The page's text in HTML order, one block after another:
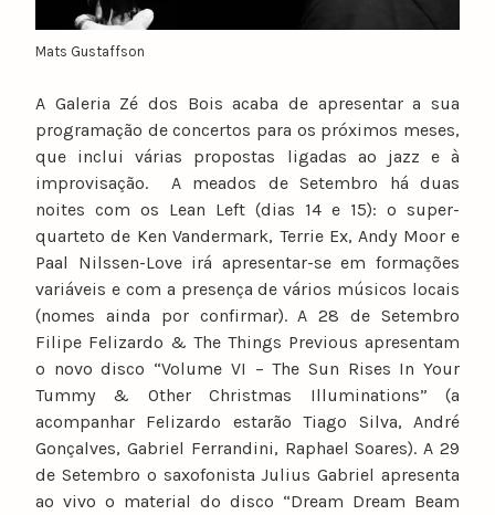
Mats Gustaffson
A Galeria Zé dos Bois acaba de apresentar a sua
programação de concertos para os próximos meses,
que inclui várias propostas ligadas ao jazz e à
improvisação. A meados de Setembro há duas
noites com os Lean Left (dias 14 e 15): o super-
quarteto de Ken Vandermark, Terrie Ex, Andy Moor e
Paal Nilssen-Love irá apresentar-se em formações
variáveis e com a presença de vários músicos locais
(nomes ainda por confirmar). A 28 de Setembro
Filipe Felizardo & The Things Previous apresentam
o novo disco “Volume VI – The Sun Rises In Your
Tummy & Other Christmas Illuminations” (a
acompanhar Felizardo estarão Tiago Silva, André
Gonçalves, Gabriel Ferrandini, Raphael Soares). A 29
de Setembro o saxofonista Julius Gabriel apresenta
ao vivo o material do disco “Dream Dream Beam